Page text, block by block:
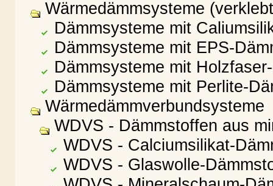
Wärmedämmsysteme
Dämmsysteme mit
Dämmsysteme mit EPS-
Dämmsysteme mit
Dämmsysteme mit Perlite-
Wärmedämmverbundsysteme
WDVS - Dämmstoffen aus
WDVS - Calciumsilikat-
WDVS - Glaswolle-